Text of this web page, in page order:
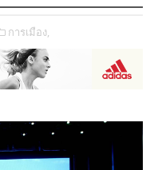
การเมือง,